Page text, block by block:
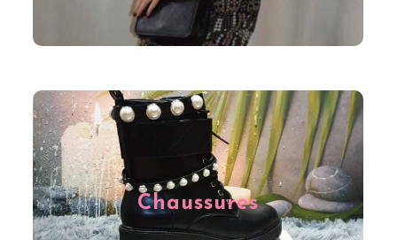
Chaussures
Que vous soyez plutôt baskets, ballerines, sandales,
bottines ou talons hauts, nous avons toutes les
chaussures que vous désirez chez Fée des Foliesss à
Charleroi. Nos chaussures sont disponibles dans de
nombreuses tailles pour les femmes à prix intéressant.